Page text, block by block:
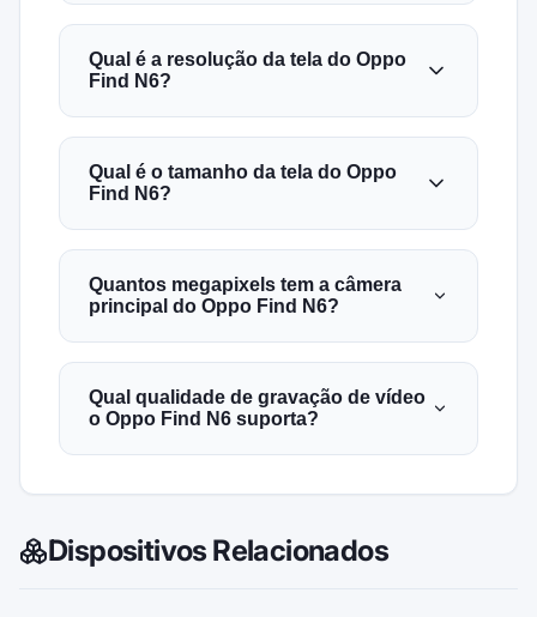
Qual é a resolução da tela do Oppo
Find N6?
Qual é o tamanho da tela do Oppo
Find N6?
Quantos megapixels tem a câmera
principal do Oppo Find N6?
Qual qualidade de gravação de vídeo
o Oppo Find N6 suporta?
Dispositivos Relacionados